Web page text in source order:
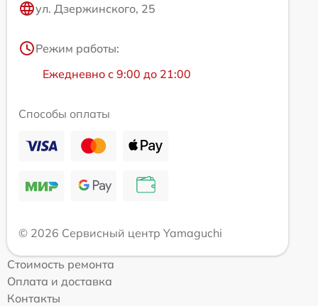
ул. Дзержинского, 25
Режим работы:
Ежедневно с 9:00 до 21:00
Способы оплаты
© 2026 Сервисный центр Yamaguchi
Стоимость ремонта
Оплата и доставка
Контакты